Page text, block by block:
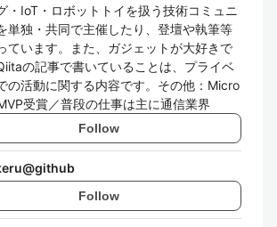
・IoT・ロボットトイを扱う技術コミュニ
単独・共同で主催したり、登壇や執筆等
ています。また、ガジェットが大好きで
の記事で書いていることは、プライベ
の活動に関する内容です。その他：Micro
受賞／普段の仕事は主に通信業界
Follow
Follow